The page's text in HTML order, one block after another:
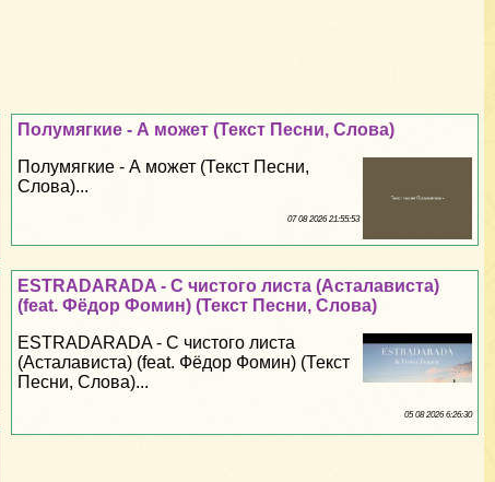
Полумягкие - А может (Текст Песни, Слова)
Полумягкие - А может (Текст Песни,
Слова)...
07 08 2026 21:55:53
ESTRADARADA - С чистого листа (Асталависта)
(feat. Фёдор Фомин) (Текст Песни, Слова)
ESTRADARADA - С чистого листа
(Асталависта) (feat. Фёдор Фомин) (Текст
Песни, Слова)...
05 08 2026 6:26:30